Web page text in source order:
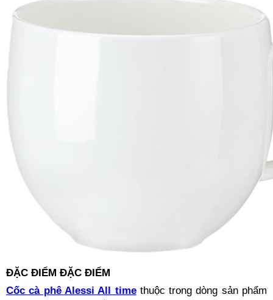
ĐẶC ĐIỂM ĐẶC ĐIỂM
Cốc cà phê Alessi All timethuộc trong dòng sản phẩm